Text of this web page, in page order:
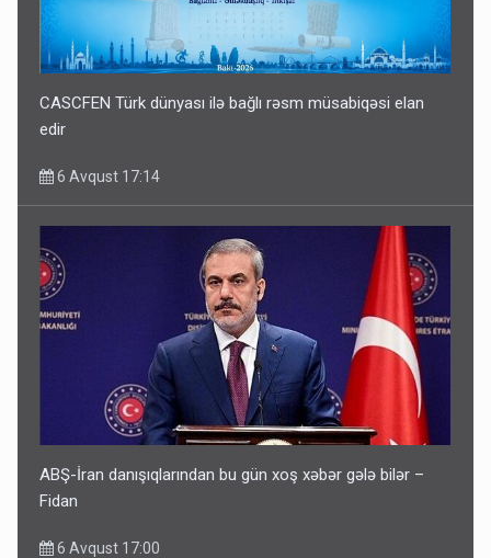
CASCFEN Türk dünyası ilə bağlı rəsm müsabiqəsi elan
edir
6 Avqust 17:14
ABŞ-İran danışıqlarından bu gün xoş xəbər gələ bilər –
Fidan
6 Avqust 17:00